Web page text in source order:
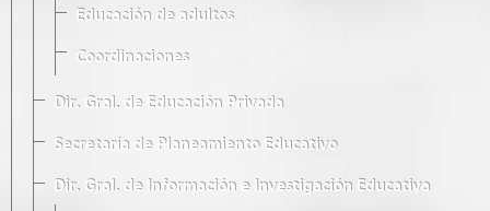
Educación de adultos
Coordinaciones
Dir. Gral. de Educación Privada
Secretaría de Planeamiento Educativo
Dir. Gral. de Información e Investigación Educativa